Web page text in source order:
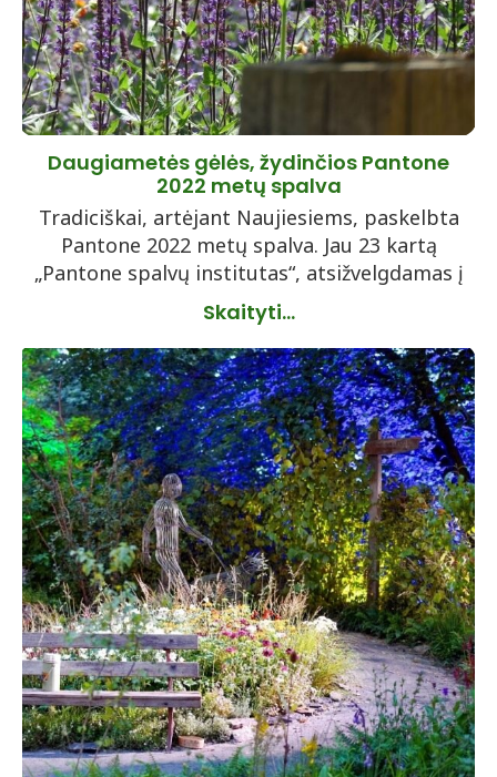
Daugiametės gėlės, žydinčios Pantone
2022 metų spalva
Tradiciškai, artėjant Naujiesiems, paskelbta
Pantone 2022 metų spalva. Jau 23 kartą
„Pantone spalvų institutas“, atsižvelgdamas į
Skaityti...